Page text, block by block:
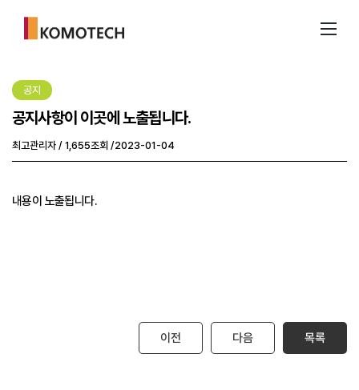
공지
공지사항이 이곳에 노출됩니다.
최고관리자 / 1,655조회 /2023-01-04
내용이 노출됩니다.
이전 다음 목록